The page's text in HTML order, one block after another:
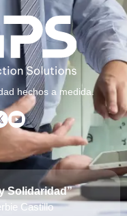
hechos a medida.
Solidaridad”
Castillo